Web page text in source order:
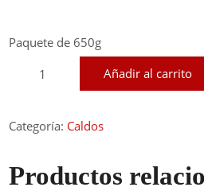
Paquete de 650g
Añadir al carrito
Categoría: Caldos
Productos